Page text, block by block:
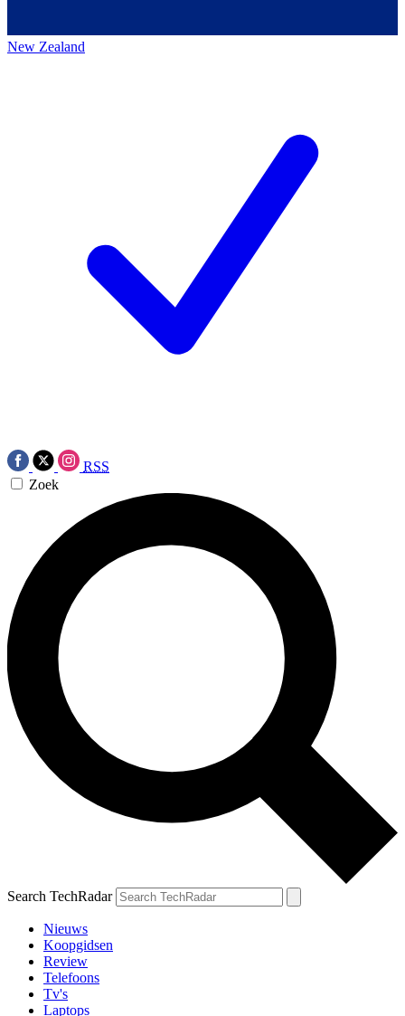
New Zealand
RSS
Zoek
Search TechRadar
Nieuws
Koopgidsen
Review
Telefoons
Tv's
Laptops